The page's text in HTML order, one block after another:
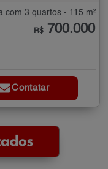
com 3 quartos - 115 m²
R$ 700.000
Contatar